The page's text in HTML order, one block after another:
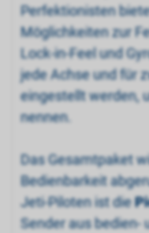
Perfektionisten
Möglichkeiten zur
Lock-in-Feel und
jede Achse und für
eingestellt werden,
nennen.
Das Gesamtpaket
Bedienbarkeit
Jeti-Piloten ist die
Sender aus bedien-